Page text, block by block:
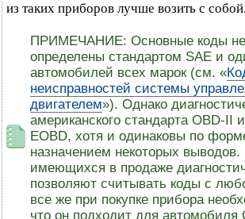
из таких приборов лучше возить с собой.
ПРИМЕЧАНИЕ: Основные коды
определены стандартом SAE и
автомобилей всех марок (см. «
неисправностей системы
двигателем»). Однако
американского стандарта OBD-II
EOBD, хотя и одинаковы по
назначением некоторых
имеющихся в продаже
позволяют считывать коды с
все же при покупке прибора
что он подходит для автомобиля